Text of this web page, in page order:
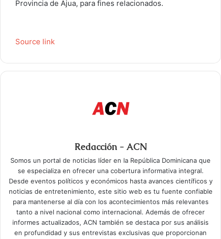
Provincia de Ajua, para fines relacionados.
Source link
Redacción - ACN
Somos un portal de noticias líder en la República Dominicana que
se especializa en ofrecer una cobertura informativa integral.
Desde eventos políticos y económicos hasta avances científicos y
noticias de entretenimiento, este sitio web es tu fuente confiable
para mantenerse al día con los acontecimientos más relevantes
tanto a nivel nacional como internacional. Además de ofrecer
informes actualizados, ACN también se destaca por sus análisis
en profundidad y sus entrevistas exclusivas que proporcionan